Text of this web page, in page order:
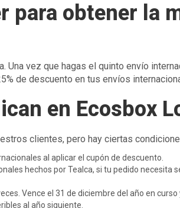
para obtener la
vez que hagas el quinto envío
de descuento en tus envíos
en Ecosbox
clientes, pero hay ciertas
al aplicar el cupón de descuento.
hechos por Tealca, si tu pedido necesita
Vence el 31 de diciembre del año en
al año siguiente.